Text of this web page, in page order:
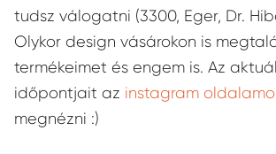
tudsz válogatni (3300, Eger, Dr.
Olykor design vásárokon is
termékeimet és engem is. Az
időpontjait az instagram
megnézni :)